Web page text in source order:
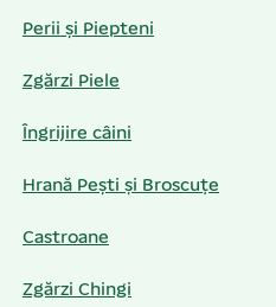
Perii și Piepteni
Zgărzi Piele
Îngrijire câini
Hrană Pești și Broscuțe
Castroane
Zgărzi Chingi